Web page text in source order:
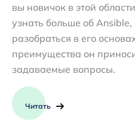
вы новичок в этой
узнать больше об
разобраться в его
преимущества он
задаваемые вопросы.
Читать